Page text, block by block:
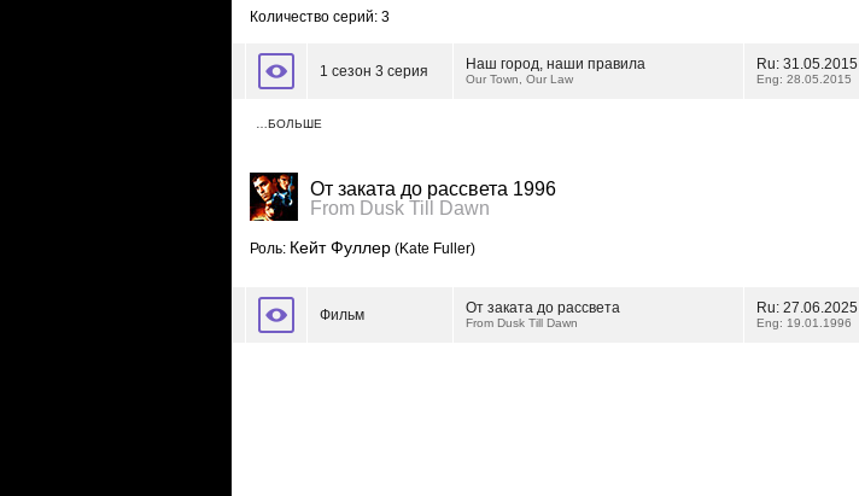
Количество серий: 3
1 сезон 3 серия Наш город, наши правила
Our Town, Our Law
Ru: 31.05.2015
Eng: 28.05.2015
…БОЛЬШЕ
От заката до рассвета 1996
From Dusk Till Dawn
Роль: Кейт Фуллер (Kate Fuller)
Фильм От заката до рассвета
From Dusk Till Dawn
Ru: 27.06.2025
Eng: 19.01.1996